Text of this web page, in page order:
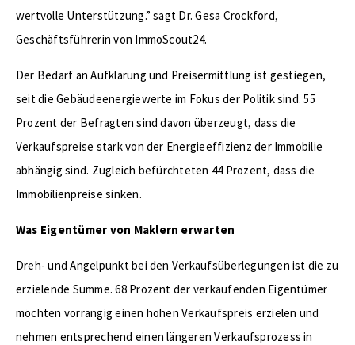
wertvolle Unterstützung.” sagt Dr. Gesa Crockford,
Geschäftsführerin von ImmoScout24.
Der Bedarf an Aufklärung und Preisermittlung ist gestiegen,
seit die Gebäudeenergiewerte im Fokus der Politik sind. 55
Prozent der Befragten sind davon überzeugt, dass die
Verkaufspreise stark von der Energieeffizienz der Immobilie
abhängig sind. Zugleich befürchteten 44 Prozent, dass die
Immobilienpreise sinken.
Was Eigentümer von Maklern erwarten
Dreh- und Angelpunkt bei den Verkaufsüberlegungen ist die zu
erzielende Summe. 68 Prozent der verkaufenden Eigentümer
möchten vorrangig einen hohen Verkaufspreis erzielen und
nehmen entsprechend einen längeren Verkaufsprozess in